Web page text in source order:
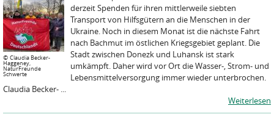
© Claudia Becker-
Haggeney,
NaturFreunde
Schwerte
derzeit Spenden für ihren mittlerweile siebten
Transport von Hilfsgütern an die Menschen in der
Ukraine. Noch in diesem Monat ist die nächste Fahrt
nach Bachmut im östlichen Kriegsgebiet geplant. Die
Stadt zwischen Donezk und Luhansk ist stark
umkämpft. Daher wird vor Ort die Wasser-, Strom- und
Lebensmittelversorgung immer wieder unterbrochen.
Claudia Becker- ...
Weiterlesen